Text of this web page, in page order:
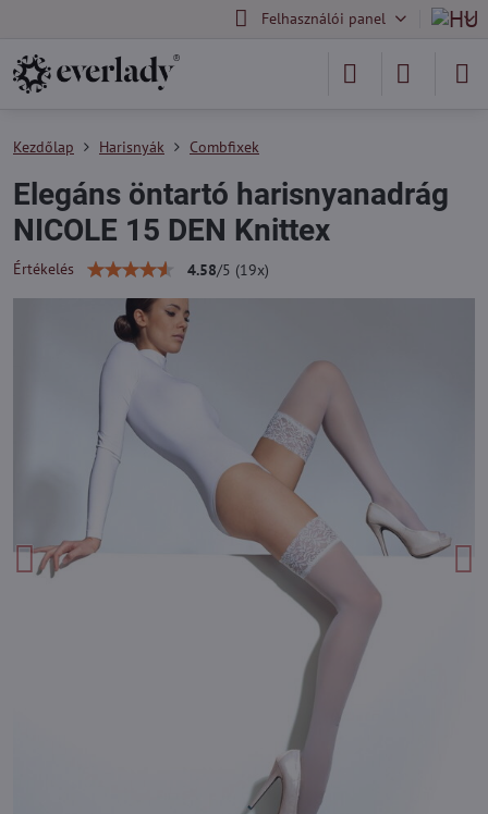
Felhasználói panel
Kezdőlap Harisnyák Combfixek
Elegáns öntartó harisnyanadrág
NICOLE 15 DEN Knittex
Értékelés 4.58/5 (19x)